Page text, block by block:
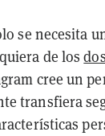
se necesita
de los
cree un
transfiera